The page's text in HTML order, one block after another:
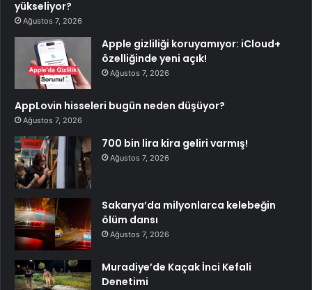
yükseliyor?
Ağustos 7, 2026
Apple gizliliği koruyamıyor: iCloud+
özelliğinde yeni açık!
Ağustos 7, 2026
AppLovin hisseleri bugün neden düşüyor?
Ağustos 7, 2026
700 bin lira kira geliri varmış!
Ağustos 7, 2026
Sakarya’da milyonlarca kelebeğin
ölüm dansı
Ağustos 7, 2026
Muradiye’de Kaçak İnci Kefali
Denetimi